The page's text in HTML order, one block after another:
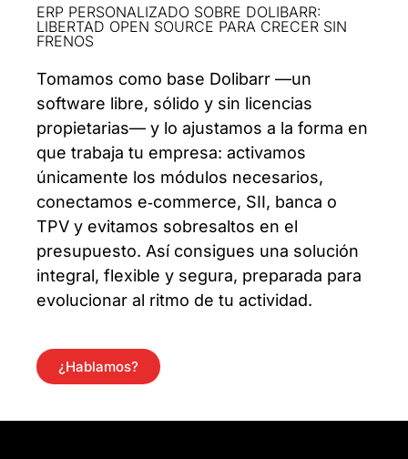
ERP PERSONALIZADO SOBRE DOLIBARR:
LIBERTAD OPEN SOURCE PARA CRECER SIN
FRENOS
Tomamos como base Dolibarr —un
software libre, sólido y sin licencias
propietarias— y lo ajustamos a la forma en
que trabaja tu empresa: activamos
únicamente los módulos necesarios,
conectamos e‑commerce, SII, banca o
TPV y evitamos sobresaltos en el
presupuesto. Así consigues una solución
integral, flexible y segura, preparada para
evolucionar al ritmo de tu actividad.
¿Hablamos?